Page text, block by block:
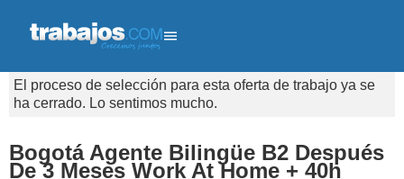
El proceso de selección para esta oferta de trabajo ya se
ha cerrado. Lo sentimos mucho.
Bogotá Agente Bilingüe B2 Después
De 3 Meses Work At Home + 40h